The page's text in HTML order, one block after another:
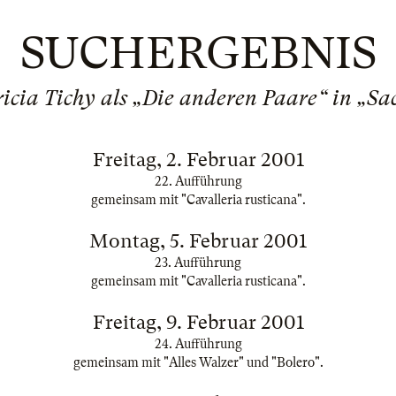
SUCHERGEBNIS
Tichy als „Die anderen Paare“ in
Freitag, 2. Februar 2001
22. Aufführung
gemeinsam mit "Cavalleria rusticana".
Montag, 5. Februar 2001
23. Aufführung
gemeinsam mit "Cavalleria rusticana".
Freitag, 9. Februar 2001
24. Aufführung
gemeinsam mit "Alles Walzer" und "Bolero".